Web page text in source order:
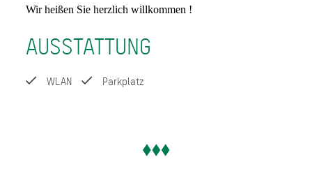
Wir heißen Sie herzlich willkommen !
AUSSTATTUNG
WLAN Parkplatz